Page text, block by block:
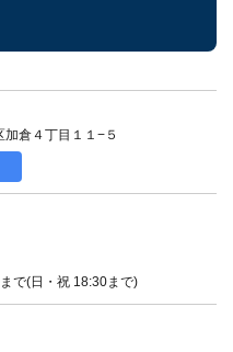
倉４丁目１１−５
で(日・祝 18:30まで)